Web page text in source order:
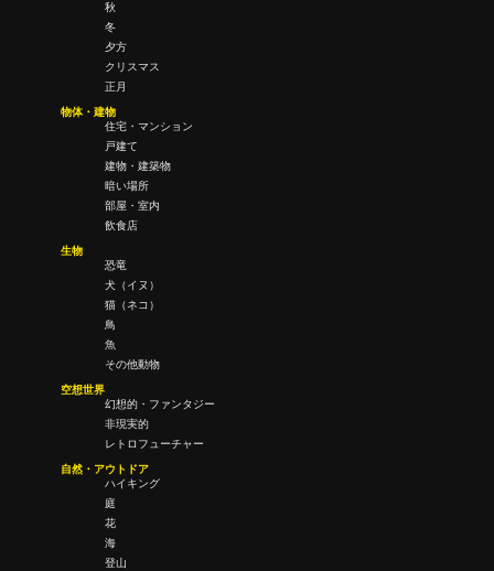
秋
冬
夕方
クリスマス
正月
物体・建物
住宅・マンション
戸建て
建物・建築物
暗い場所
部屋・室内
飲食店
生物
恐竜
犬（イヌ）
猫（ネコ）
鳥
魚
その他動物
空想世界
幻想的・ファンタジー
非現実的
レトロフューチャー
自然・アウトドア
ハイキング
庭
花
海
登山